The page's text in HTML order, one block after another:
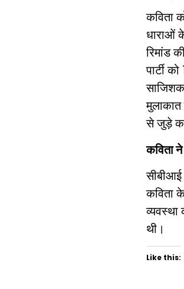
कविता
धाराओं
रिमांड
पार्टी
से जुड़े
कविता
कविता
थी।
Like this: